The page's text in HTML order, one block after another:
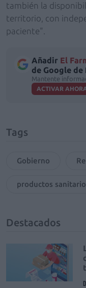
también la
territorio, con
paciente".
Añadir El
de Google
Mantente
ACTIVAR
Tags
Gobierno
productos
Destacados